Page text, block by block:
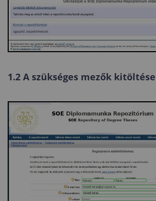
1.2 A szükséges mezők kitöltése